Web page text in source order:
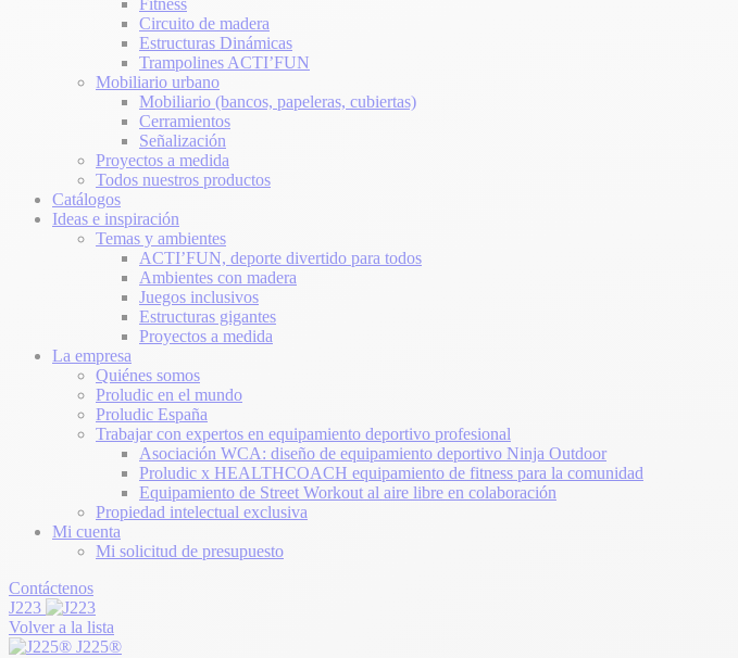
Fitness
Circuito de madera
Estructuras Dinámicas
Trampolines ACTI’FUN
Mobiliario urbano
Mobiliario (bancos, papeleras, cubiertas)
Cerramientos
Señalización
Proyectos a medida
Todos nuestros productos
Catálogos
Ideas e inspiración
Temas y ambientes
ACTI’FUN, deporte divertido para todos
Ambientes con madera
Juegos inclusivos
Estructuras gigantes
Proyectos a medida
La empresa
Quiénes somos
Proludic en el mundo
Proludic España
Trabajar con expertos en equipamiento deportivo profesional
Asociación WCA: diseño de equipamiento deportivo Ninja Outdoor
Proludic x HEALTHCOACH equipamiento de fitness para la comunidad
Equipamiento de Street Workout al aire libre en colaboración
Propiedad intelectual exclusiva
Mi cuenta
Mi solicitud de presupuesto
Contáctenos
J223
Volver a la lista
J225®